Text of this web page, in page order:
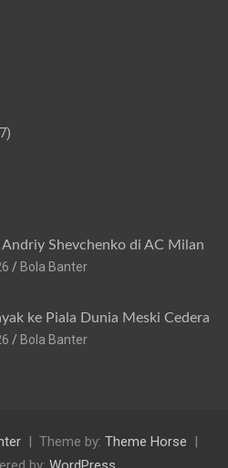
Shevchenko di AC Milan
Bola Banter
ke Piala Dunia Meski Cedera
Bola Banter
Theme by: Theme Horse